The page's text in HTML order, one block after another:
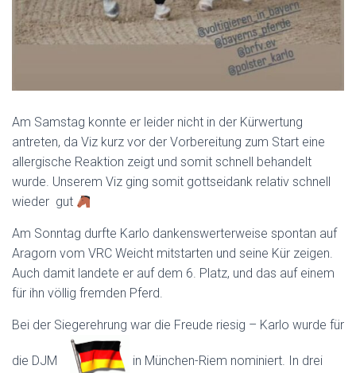
Am Samstag konnte er leider nicht in der Kürwertung
antreten, da Viz kurz vor der Vorbereitung zum Start eine
allergische Reaktion zeigt und somit schnell behandelt
wurde. Unserem Viz ging somit gottseidank relativ schnell
wieder gut
Am Sonntag durfte Karlo dankenswerterweise spontan auf
Aragorn vom VRC Weicht mitstarten und seine Kür zeigen.
Auch damit landete er auf dem 6. Platz, und das auf einem
für ihn völlig fremden Pferd.
Bei der Siegerehrung war die Freude riesig – Karlo wurde für
die DJM in München-Riem nominiert. In drei